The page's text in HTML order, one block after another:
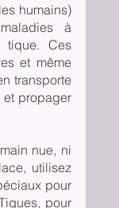
humains)
à
tique. Ces
et même
transporte
et propager
nue, ni
utilisez
pour
pour